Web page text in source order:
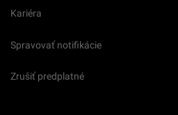
Kariéra
Spravovať notifikácie
Zrušiť predplatné